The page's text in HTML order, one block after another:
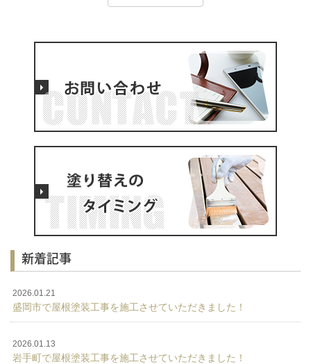
新着記事
2026.01.21
盛岡市で屋根塗装工事を施工させていただきました！
2026.01.13
岩手町で屋根塗装工事を施工させていただきました！